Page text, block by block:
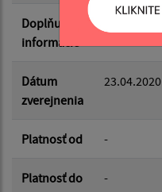
Doplňujúce
informácie
Dátum
zverejnenia
23.04.2020
Platnosť od -
Platnosť do -